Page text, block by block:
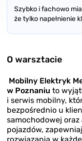
Szybko i fachowo
że tylko napełnienie
of
3
O warsztacie
Mobilny Elektryk
w Poznaniu to
i serwis mobilny,
bezpośrednio u
samochodowej
pojazdów,